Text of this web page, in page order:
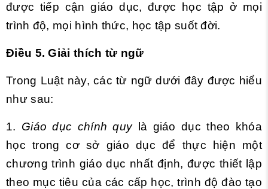
được tiếp cận giáo dục, được học tập ở mọi
trình độ, mọi hình thức, học tập suốt đời.
Điều 5. Giải thích từ ngữ
Trong Luật này, các từ ngữ dưới đây được hiểu
như sau:
1. Giáo dục chính quylà giáo dục theo khóa
học trong cơ sở giáo dục để thực hiện một
chương trình giáo dục nhất định, được thiết lập
theo mục tiêu của các cấp học, trình độ đào tạo